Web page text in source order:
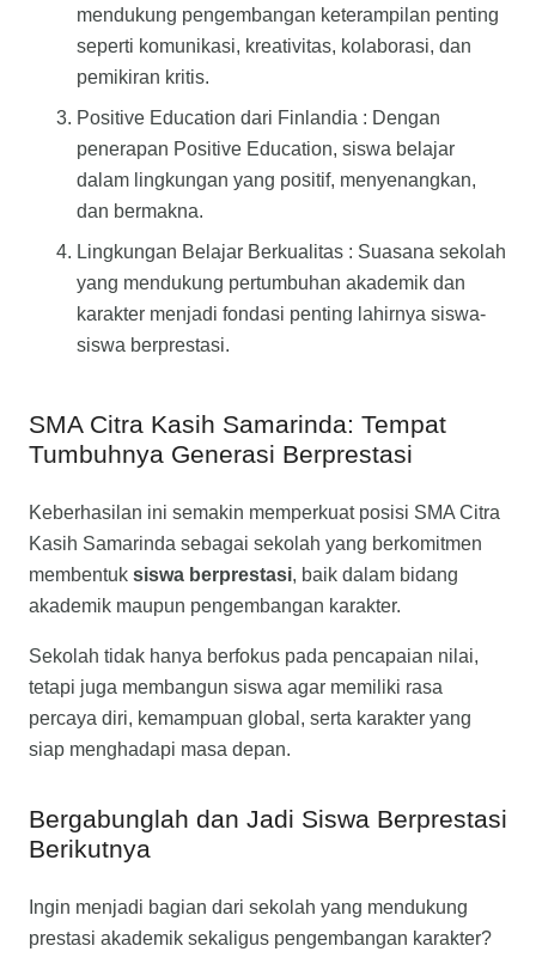
mendukung pengembangan keterampilan penting
seperti komunikasi, kreativitas, kolaborasi, dan
pemikiran kritis.
Positive Education dari Finlandia : Dengan
penerapan Positive Education, siswa belajar
dalam lingkungan yang positif, menyenangkan,
dan bermakna.
Lingkungan Belajar Berkualitas : Suasana sekolah
yang mendukung pertumbuhan akademik dan
karakter menjadi fondasi penting lahirnya siswa-
siswa berprestasi.
SMA Citra Kasih Samarinda: Tempat
Tumbuhnya Generasi Berprestasi
Keberhasilan ini semakin memperkuat posisi SMA Citra
Kasih Samarinda sebagai sekolah yang berkomitmen
membentuk siswa berprestasi, baik dalam bidang
akademik maupun pengembangan karakter.
Sekolah tidak hanya berfokus pada pencapaian nilai,
tetapi juga membangun siswa agar memiliki rasa
percaya diri, kemampuan global, serta karakter yang
siap menghadapi masa depan.
Bergabunglah dan Jadi Siswa Berprestasi
Berikutnya
Ingin menjadi bagian dari sekolah yang mendukung
prestasi akademik sekaligus pengembangan karakter?